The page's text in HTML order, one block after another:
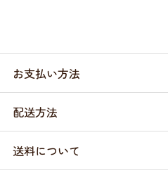
お支払い方法
配送方法
送料について